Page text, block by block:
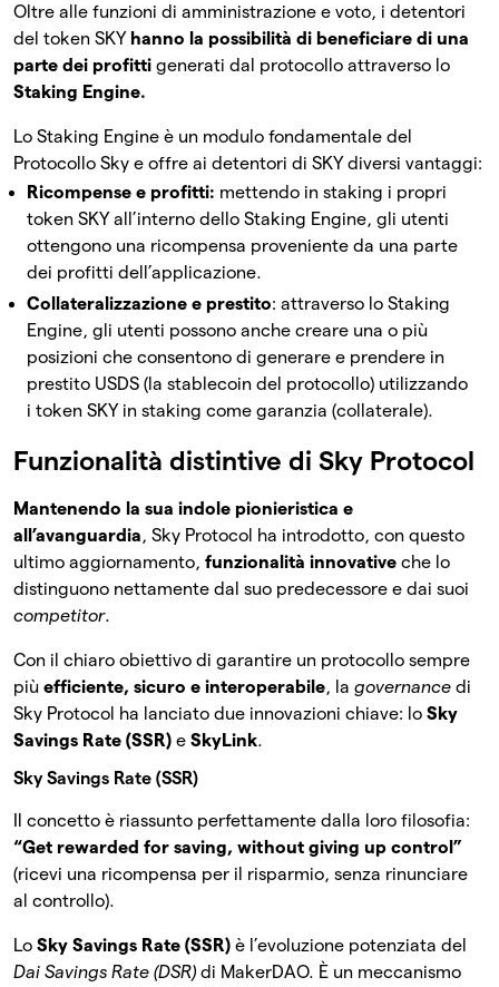
Oltre alle funzioni di amministrazione e voto, i detentori
del token SKYhanno la possibilità di beneficiare di una
parte dei profitti generati dal protocollo attraverso lo
Staking Engine.
Lo Staking Engine è un modulo fondamentale del
Protocollo Sky e offre ai detentori di SKY diversi vantaggi:
Ricompense e profitti: mettendo in staking i propri
token SKY all’interno dello Staking Engine, gli utenti
ottengono una ricompensa proveniente da una parte
dei profitti dell’applicazione.
Collateralizzazione e prestito: attraverso lo Staking
Engine, gli utenti possono anche creare una o più
posizioni che consentono di generare e prendere in
prestito USDS (la stablecoin del protocollo) utilizzando
i token SKY in staking come garanzia (collaterale).
Funzionalità distintive di Sky Protocol
Mantenendo la sua indole pionieristica e
all’avanguardia, Sky Protocol ha introdotto, con questo
ultimo aggiornamento, funzionalità innovative che lo
distinguono nettamente dal suo predecessore e dai suoi
competitor.
Con il chiaro obiettivo di garantire un protocollo sempre
più efficiente, sicuro e interoperabile, la governance di
Sky Protocol ha lanciato due innovazioni chiave: lo Sky
Savings Rate (SSR) e SkyLink.
Sky Savings Rate (SSR)
Il concetto è riassunto perfettamente dalla loro filosofia:
“Get rewarded for saving, without giving up control”
(ricevi una ricompensa per il risparmio, senza rinunciare
al controllo).
Lo Sky Savings Rate (SSR) è l’evoluzione potenziata del
Dai Savings Rate (DSR) di MakerDAO. È un meccanismo